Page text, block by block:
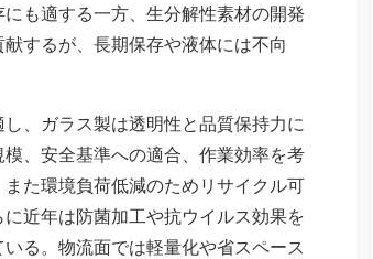
も適する一方、生分解性素材の開発
するが、長期保存や液体には不向
、ガラス製は透明性と品質保持力に
、安全基準への適合、作業効率を考
た環境負荷低減のためリサイクル可
近年は防菌加工や抗ウイルス効果を
る。物流面では軽量化や省スペース